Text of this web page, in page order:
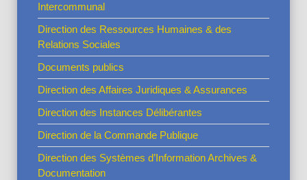
Intercommunal
Direction des Ressources Humaines & des
Relations Sociales
Documents publics
Direction des Affaires Juridiques & Assurances
Direction des Instances Délibérantes
Direction de la Commande Publique
Direction des Systèmes d’Information Archives &
Documentation